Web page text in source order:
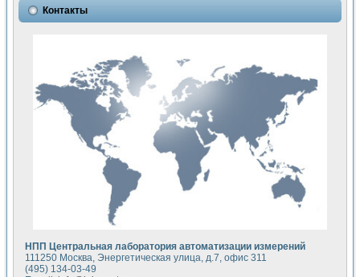
Симуляция отклика импульсного радиолокационного
Автоматизация формирования уравнений состояния для
Разработка автоматизированного стенда для измерения
Применение среды LabVIEW для построения картины
Портативная система для определения показателей
Использование LabVIEW для управления источником
Устройство для снятия вольт-амперных характеристик
Передовые научные технологии: нано-, фемто-,
Автоматизированная установка по измерению временных
Автоматизированный лабораторный комплекс на базе
Визуализация моделирования и оптимизации тепловой
Виртуальный прибор для исследования функциональных
Исследование возможности создания экономичного
Исследование кинетики движения макрочастиц в
Метод прогнозирования свойств дисперсных продуктов
Недорогая система управления сверхпроводящим
Контакты
НПП Центральная лаборатория автоматизации измерений
111250 Москва, Энергетическая улица, д.7, офис 311
(495) 134-03-49